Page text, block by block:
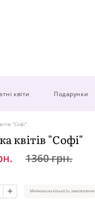
квіти Подарунки
"Софі"
квітів "Софі"
1360 грн.
Мінімальна кількість